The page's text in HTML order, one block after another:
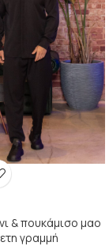
& πουκάμισο μαο
γραμμή